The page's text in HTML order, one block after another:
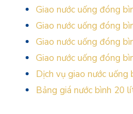
Giao nước uống đóng
Giao nước uống đóng
Giao nước uống đóng
Giao nước uống đóng
Dịch vụ giao nước
Bảng giá nước bình 20